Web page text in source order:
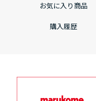
お気に入り商品
購入履歴